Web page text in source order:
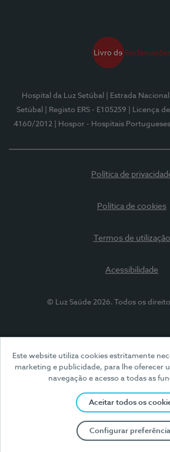
Este website utiliza cookies estritamente
marketing e publicidade, para lhe oferecer
navegação e acesso a todas as
Aceitar todos os
Configurar
Hospital da Luz Setúbal
| Estrada
Setúbal
| Registo ERS - E105259
| Licença
4160/2012
| Hospor - Hospitais
Política de
Política de cookies
Termos de utilização
Acessibilidade
© Luz Saúde 2026. Todos os